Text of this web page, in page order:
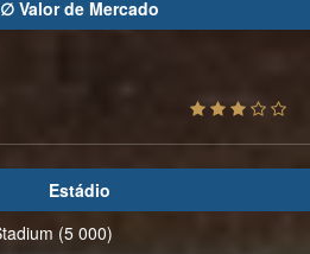
∅ Valor de Mercado
Estádio
(5 000)